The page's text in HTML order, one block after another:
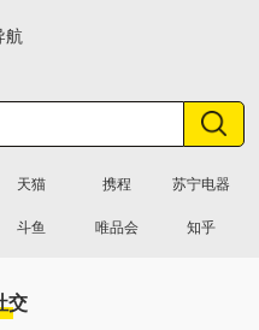
航
天猫 携程 苏宁电器
斗鱼 唯品会 知乎
交